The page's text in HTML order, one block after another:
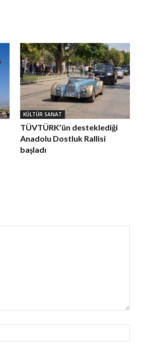
KÜLTÜR SANAT
TÜVTÜRK’ün desteklediği
Anadolu Dostluk Rallisi
başladı